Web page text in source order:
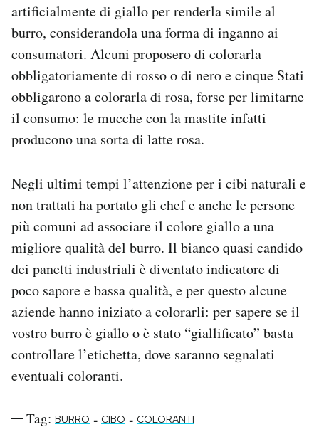
artificialmente di giallo per renderla simile al
burro, considerandola una forma di inganno ai
consumatori. Alcuni proposero di colorarla
obbligatoriamente di rosso o di nero e cinque Stati
obbligarono a colorarla di rosa, forse per limitarne
il consumo: le mucche con la mastite infatti
producono una sorta di latte rosa.
Negli ultimi tempi l’attenzione per i cibi naturali e
non trattati ha portato gli chef e anche le persone
più comuni ad associare il colore giallo a una
migliore qualità del burro. Il bianco quasi candido
dei panetti industriali è diventato indicatore di
poco sapore e bassa qualità, e per questo alcune
aziende hanno iniziato a colorarli: per sapere se il
vostro burro è giallo o è stato “giallificato” basta
controllare l’etichetta, dove saranno segnalati
eventuali coloranti.
Tag: BURRO - CIBO - COLORANTI